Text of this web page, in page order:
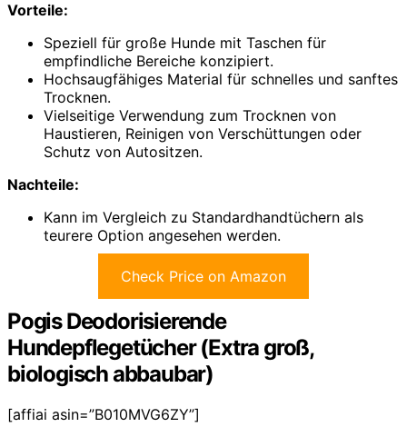
Vorteile:
Speziell für große Hunde mit Taschen für
empfindliche Bereiche konzipiert.
Hochsaugfähiges Material für schnelles und sanftes
Trocknen.
Vielseitige Verwendung zum Trocknen von
Haustieren, Reinigen von Verschüttungen oder
Schutz von Autositzen.
Nachteile:
Kann im Vergleich zu Standardhandtüchern als
teurere Option angesehen werden.
Check Price on Amazon
Pogis Deodorisierende
Hundepflegetücher (Extra groß,
biologisch abbaubar)
[affiai asin=”B010MVG6ZY”]